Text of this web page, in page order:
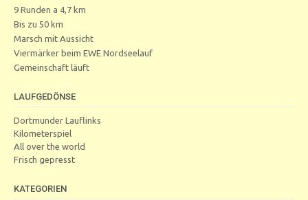
9 Runden a 4,7 km
Bis zu 50 km
Marsch mit Aussicht
Viermärker beim EWE Nordseelauf
Gemeinschaft läuft
LAUFGEDÖNSE
Dortmunder Lauflinks
Kilometerspiel
All over the world
Frisch gepresst
KATEGORIEN